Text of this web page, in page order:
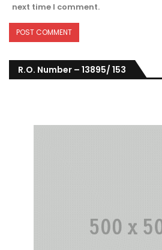
next time I comment.
R.O. Number – 13895/ 153